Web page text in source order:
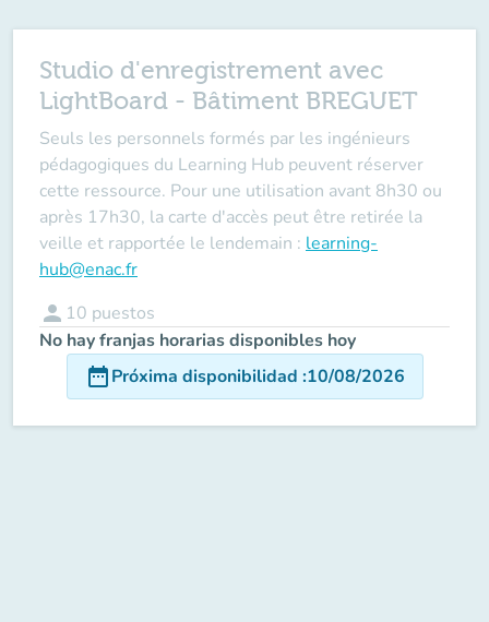
Studio d'enregistrement avec
LightBoard - Bâtiment BREGUET
Seuls les personnels formés par les ingénieurs
pédagogiques du Learning Hub peuvent réserver
cette ressource. Pour une utilisation avant 8h30 ou
après 17h30, la carte d'accès peut être retirée la
veille et rapportée le lendemain : learning-
hub@enac.fr
person 10 puestos
No hay franjas horarias disponibles hoy
date_rangePróxima disponibilidad :10/08/2026